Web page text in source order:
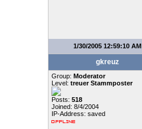
1/30/2005 12:59:10 AM
gkreuz
Group: Moderator
Level: treuer Stammposter
Posts: 518
Joined: 8/4/2004
IP-Address: saved